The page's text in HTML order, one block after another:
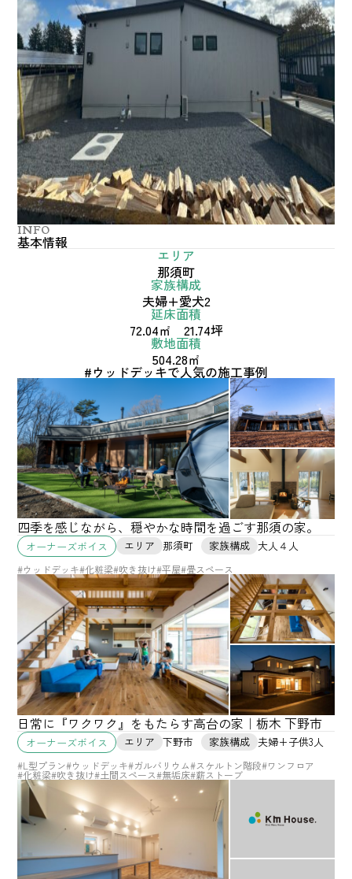
INFO
基本情報
エリア
那須町
家族構成
夫婦+愛犬2
延床面積
72.04㎡ 21.74坪
敷地面積
504.28㎡
#ウッドデッキで人気の施工事例
四季を感じながら、穏やかな時間を過ごす那須の家。
オーナーズボイス エリア 那須町 家族構成 大人４人
#ウッドデッキ#化粧梁#吹き抜け#平屋#畳スペース
日常に『ワクワク』をもたらす高台の家｜栃木 下野市
オーナーズボイス エリア 下野市 家族構成 夫婦+子供3人
#L型プラン#ウッドデッキ#ガルバリウム#スケルトン階段#ワンフロア
#化粧梁#吹き抜け#土間スペース#無垢床#薪ストーブ